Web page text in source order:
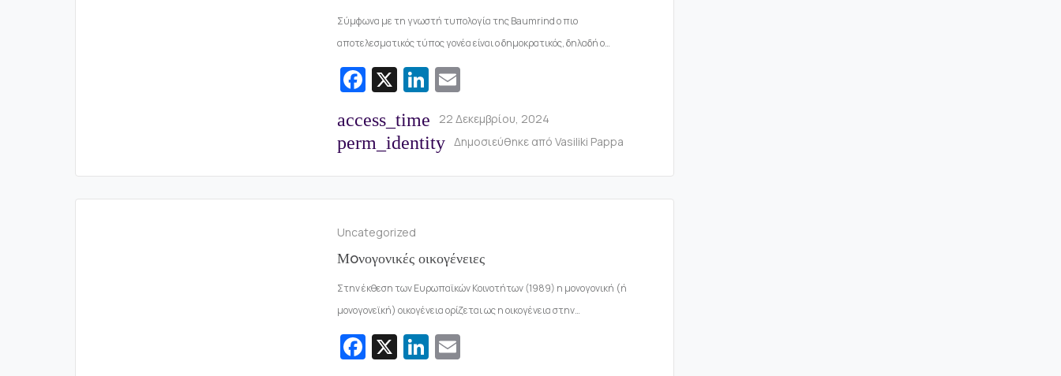
Σύμφωνα με τη γνωστή τυπολογία της Baumrind ο πιο
αποτελεσματικός τύπος γονέα είναι ο δημοκρατικός, δηλαδή ο…
Fa
e
b
o
o
k
X Li
k
e
dI
n
E
ai
l
access_time 22 Δεκεμβρίου, 2024
perm_identity Δημοσιεύθηκε από Vasiliki Pappa
Uncategorized
Μoνογονικές οικογένειες
Στην έκθεση των Ευρωπαϊκών Κοινοτήτων (1989) η μονογονική (ή
μονογονεϊκή) οικογένεια ορίζεται ως η οικογένεια στην…
FaX Li E